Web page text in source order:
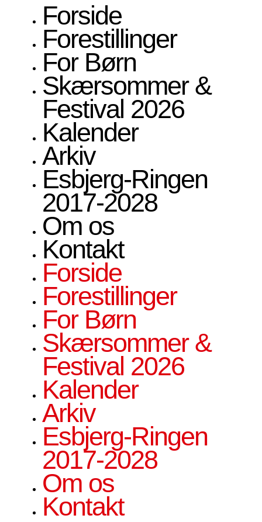
Forside
Forestillinger
For Børn
Skærsommer &
Festival 2026
Kalender
Arkiv
Esbjerg-Ringen
2017-2028
Om os
Kontakt
Forside
Forestillinger
For Børn
Skærsommer &
Festival 2026
Kalender
Arkiv
Esbjerg-Ringen
2017-2028
Om os
Kontakt